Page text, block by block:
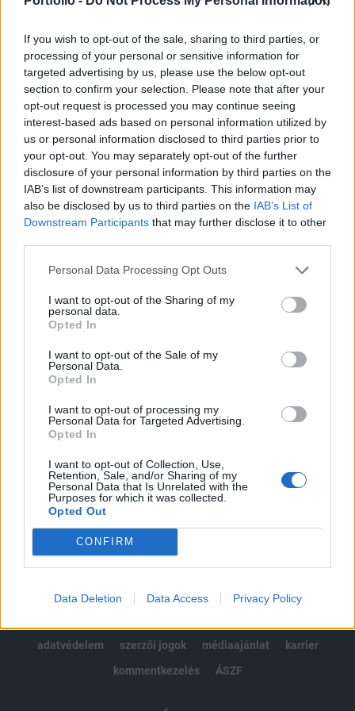
If you wish to opt-out of the sale, sharing to third parties, or
processing of your personal or sensitive information for
targeted advertising by us, please use the below opt-out
section to confirm your selection. Please note that after your
opt-out request is processed you may continue seeing
interest-based ads based on personal information utilized by
us or personal information disclosed to third parties prior to
your opt-out. You may separately opt-out of the further
disclosure of your personal information by third parties on the
IAB’s list of downstream participants. This information may
also be disclosed by us to third parties on the IAB’s List of
Downstream Participants that may further disclose it to other
Personal Data Processing Opt Outs
I want to opt-out of the Sharing of my
personal data.
Opted In
I want to opt-out of the Sale of my
Personal Data.
Opted In
I want to opt-out of processing my
Personal Data for Targeted Advertising.
Opted In
I want to opt-out of Collection, Use,
Retention, Sale, and/or Sharing of my
Personal Data that Is Unrelated with the
Purposes for which it was collected.
Opted Out
CONFIRM
Data Deletion Data Access Privacy Policy
megkezdődtek a találgatások, hogy melyik ország lehet a
következő áldozat. A figyelem nagyon gyorsan
Franciaországra terelődött, ami nem meglepő,
költségvetési kilátásai ugyanis igencsak borúsak. A
megszorítások (nyugdíjkorhatár emelése,
közalkalmazottak számának csökkentése) ellenére a hiány
alig csökken...
KEDVES OLVASÓNK!
A keresett cikk a portfolio.hu hírarchívumához
tartozik, melynek olvasása előfizetéses
Az előfizetés a következőket tartalmazza:
Portfolio.hu teljes cikkarchívum
Kötéslisták: BÉT elmúlt 2 év napon belüli
kötéslistái
Előfizetés
MÁR ELŐFIZETŐNK VAGY?BEJELENTKEZÉS
© 2026 Portfolio
adatvédelem
szerzői jogok médiaajánlat
karrier
kommentkezelés
ÁSZF